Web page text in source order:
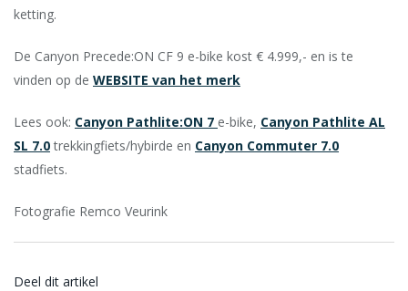
ketting.
De Canyon Precede:ON CF 9 e-bike kost € 4.999,- en is te
vinden op de WEBSITE van het merk
Lees ook: Canyon Pathlite:ON 7 e-bike, Canyon Pathlite AL
SL 7.0trekkingfiets/hybirde en Canyon Commuter 7.0
stadfiets.
Fotografie Remco Veurink
Deel dit artikel